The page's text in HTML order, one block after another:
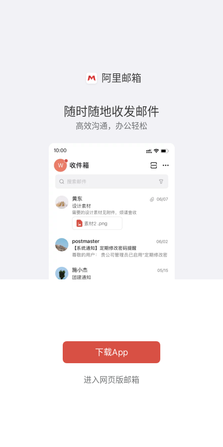
阿里邮箱
随时随地收发邮件
高效沟通，办公轻松
下载App
进入网页版邮箱